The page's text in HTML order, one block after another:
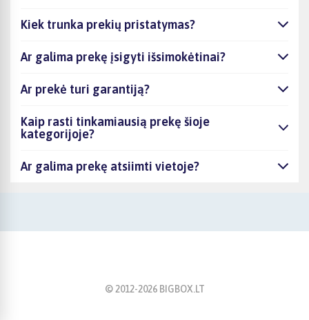
Kiek trunka prekių pristatymas?
Ar galima prekę įsigyti išsimokėtinai?
Ar prekė turi garantiją?
Kaip rasti tinkamiausią prekę šioje
kategorijoje?
Ar galima prekę atsiimti vietoje?
© 2012-2026BIGBOX.LT